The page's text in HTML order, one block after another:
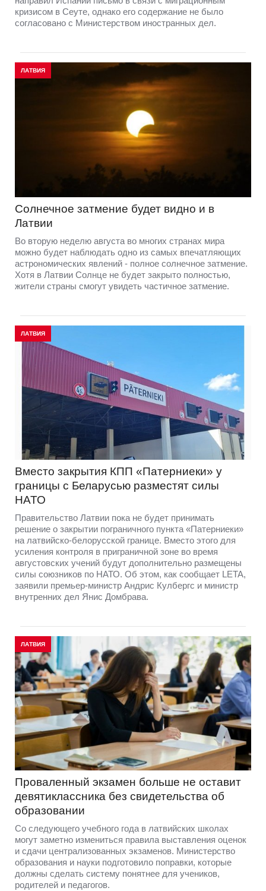
кризисом в Сеуте, однако его содержание не было
согласовано с Министерством иностранных дел.
ЛАТВИЯ
Солнечное затмение будет видно и в
Латвии
Во вторую неделю августа во многих странах мира
можно будет наблюдать одно из самых впечатляющих
астрономических явлений - полное солнечное затмение.
Хотя в Латвии Солнце не будет закрыто полностью,
жители страны смогут увидеть частичное затмение.
ЛАТВИЯ
Вместо закрытия КПП «Патерниеки» у
границы с Беларусью разместят силы
НАТО
Правительство Латвии пока не будет принимать
решение о закрытии пограничного пункта «Патерниеки»
на латвийско-белорусской границе. Вместо этого для
усиления контроля в приграничной зоне во время
августовских учений будут дополнительно размещены
силы союзников по НАТО. Об этом, как сообщает LETA,
заявили премьер-министр Андрис Кулбергс и министр
внутренних дел Янис Домбрава.
ЛАТВИЯ
Проваленный экзамен больше не оставит
девятиклассника без свидетельства об
образовании
Со следующего учебного года в латвийских школах
могут заметно измениться правила выставления оценок
и сдачи централизованных экзаменов. Министерство
образования и науки подготовило поправки, которые
должны сделать систему понятнее для учеников,
родителей и педагогов.